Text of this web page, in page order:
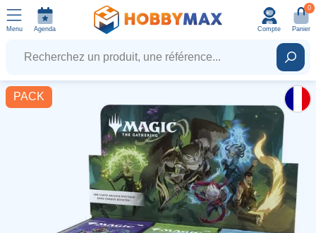
Menu Agenda Compte
0
Panier
Recherchez un produit, une référence...
PACK